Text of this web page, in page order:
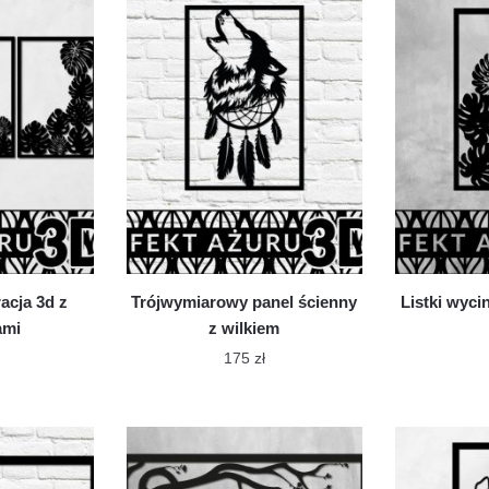
ma
wiele
wariantów.
Opcje
można
wybrać
na
stronie
produktu
3d z
Trójwymiarowy panel ścienny
z wilkiem
175 zł
produkt
ma
wiele
Listki